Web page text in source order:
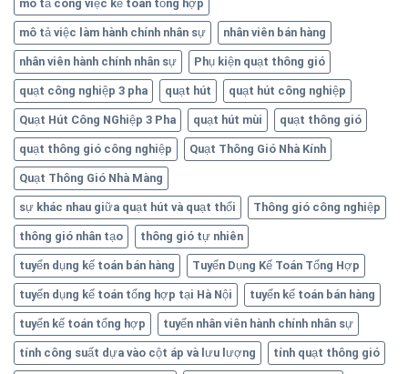
mô tả công việc kế toán tổng hợp
mô tả việc làm hành chính nhân sự nhân viên bán hàng
nhân viên hành chính nhân sự Phụ kiện quạt thông gió
quạt công nghiệp 3 pha quạt hút quạt hút công nghiệp
Quạt Hút Công NGhiệp 3 Pha quạt hút mùi quạt thông gió
quạt thông gió công nghiệp Quạt Thông Gió Nhà Kính
Quạt Thông Gió Nhà Màng
sự khác nhau giữa quạt hút và quạt thổi Thông gió công nghiệp
thông gió nhân tạo thông gió tự nhiên
tuyển dụng kế toán bán hàng Tuyển Dụng Kế Toán Tổng Hợp
tuyển dụng kế toán tổng hợp tại Hà Nội tuyển kế toán bán hàng
tuyển kế toán tổng hợp tuyển nhân viên hành chính nhân sự
tính công suất dựa vào cột áp và lưu lượng tính quạt thông gió